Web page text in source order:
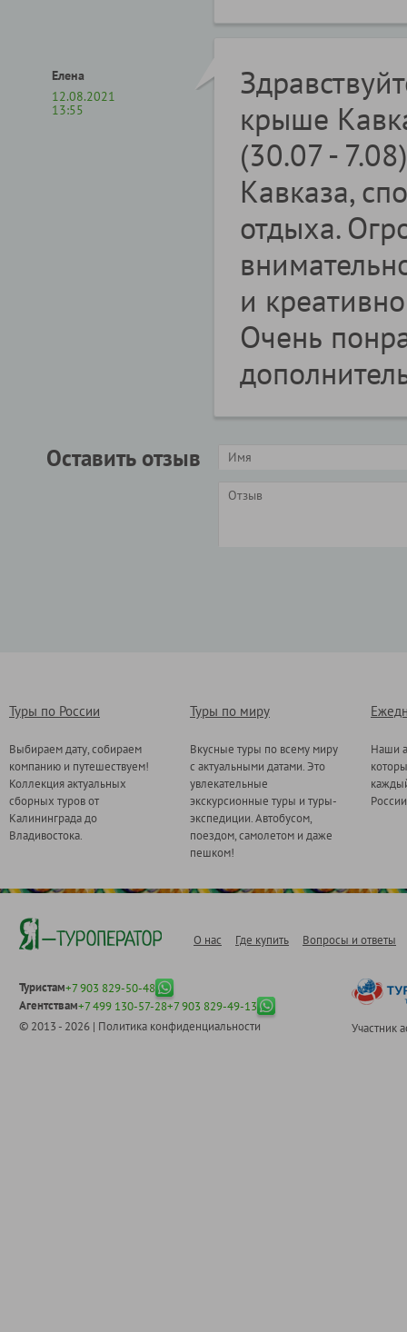
Елена
12.08.2021
13:55
крыше
(30.07 -
Кавказа,
отдыха.
и
Очень
Оставить отзыв
Туры по России
Выбираем дату, собираем
компанию и путешествуем!
Коллекция актуальных
сборных туров от
Калининграда до
Владивостока.
Туры по миру
Вкусные туры по всему миру
с актуальными датами. Это
увлекательные
экскурсионные туры и туры-
экспедиции. Автобусом,
поездом, самолетом и даже
пешком!
Наши
О нас Где купить Вопросы и ответы
Туристам+7 903 829-50-48
Агентствам+7 499 130-57-28+7 903 829-49-13
© 2013 - 2026 | Политика конфиденциальности Участник